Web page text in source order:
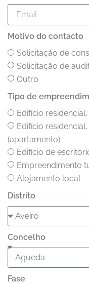
Motivo do contacto
Solicitação de
Solicitação de
Outro
Tipo de
Edifício
Edifício
(apartamento)
Edifício de
Empreendimento
Alojamento local
Distrito
Concelho
Fase